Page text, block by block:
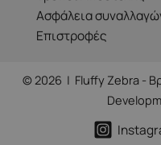
Ασφάλεια
Επιστροφές
© 2026 | Fluffy Zebra -